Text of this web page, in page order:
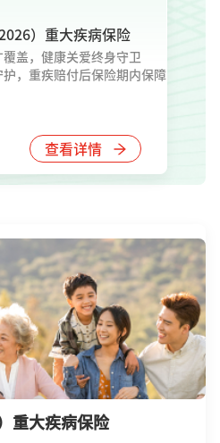
）重大疾病保险
盖，健康关爱终身守卫
，重疾赔付后保险期内保障
查看详情
重大疾病保险